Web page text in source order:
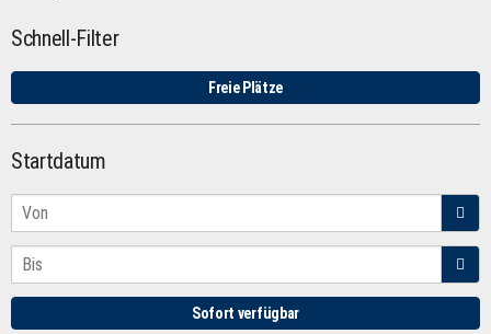
Schnell-Filter
Freie Plätze
Startdatum
Sofort verfügbar